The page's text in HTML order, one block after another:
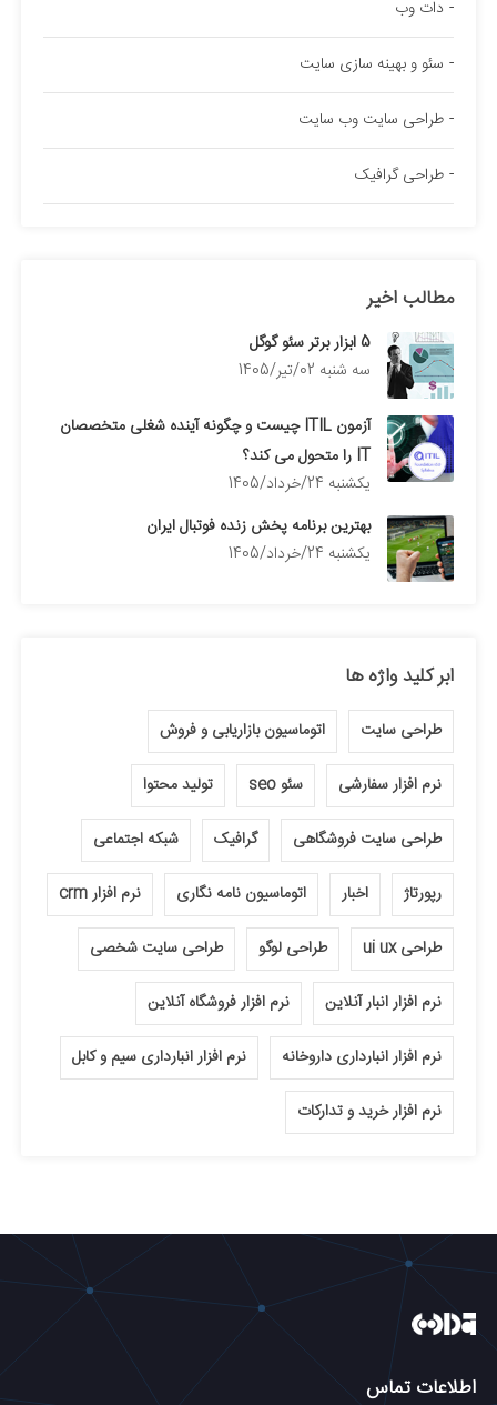
دات وب
سئو و بهینه سازی سایت
طراحی سایت وب سایت
طراحی گرافیک
مطالب اخیر
5 ابزار برتر سئو گوگل
سه شنبه 02/تیر/1405
آزمون ITIL چیست و چگونه آینده شغلی متخصصان
IT را متحول می کند؟
يكشنبه 24/خرداد/1405
بهترین برنامه پخش زنده فوتبال ایران
يكشنبه 24/خرداد/1405
ابر کلید واژه ها
طراحی سایت اتوماسیون بازاریابی و فروش
نرم افزار سفارشی سئو seo تولید محتوا
طراحی سایت فروشگاهی گرافیک شبکه اجتماعی
رپورتاژ اخبار اتوماسیون نامه نگاری نرم افزار crm
طراحی ui ux طراحی لوگو طراحی سایت شخصی
نرم افزار انبار آنلاین نرم افزار فروشگاه آنلاین
نرم افزار انبارداری داروخانه نرم افزار انبارداری سیم و کابل
نرم افزار خرید و تدارکات
اطلاعات تماس